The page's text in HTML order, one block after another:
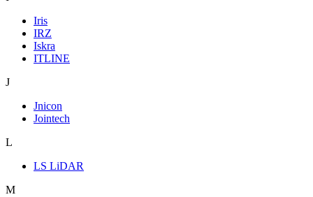
Iris
IRZ
Iskra
ITLINE
J
Jnicon
Jointech
L
LS LiDAR
M